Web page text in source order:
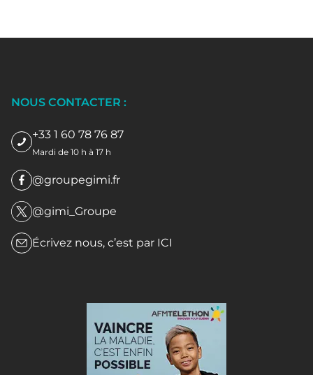
NOUS CONTACTER :
+33 1 60 78 76 87
Mardi de 10 h à 17 h
@groupegimi.fr
@gimi_Groupe
Écrivez nous, c’est par ICI